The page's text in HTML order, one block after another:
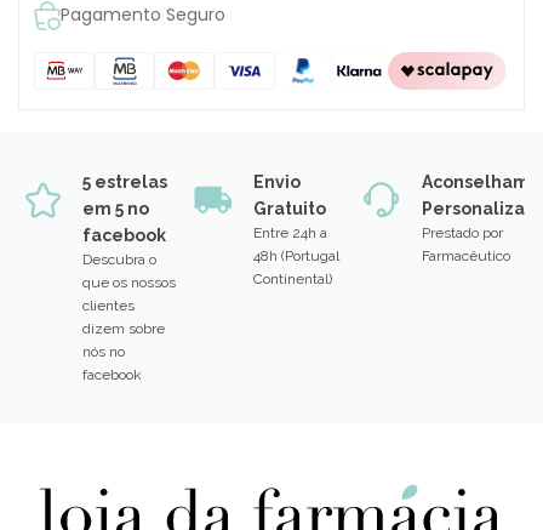
Pagamento Seguro
5 estrelas
em 5 no
facebook
Descubra o
que os nossos
clientes
dizem sobre
nós no
facebook
Envio
Gratuito
Entre 24h a
48h (Portugal
Continental)
Prestado por
Farmacêutico